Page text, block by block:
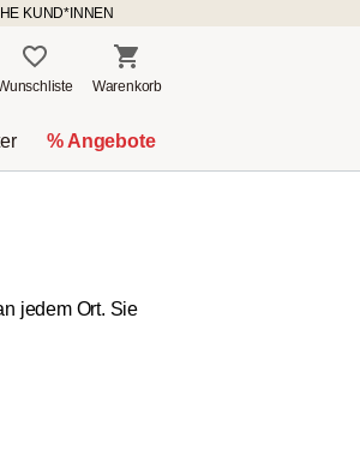
KUND*INNEN
Warenkorb
% Angebote
jedem Ort. Sie